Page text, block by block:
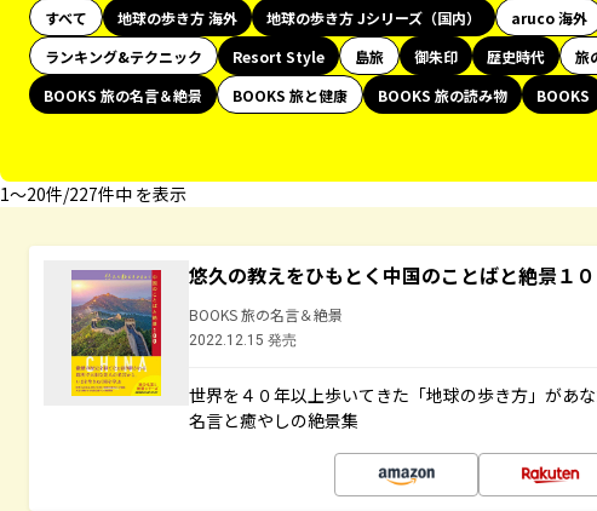
すべて 地球の歩き方 海外 地球の歩き方 Jシリーズ（国内） aruco 海外
ランキング&テクニック
Resort Style 島旅 御朱印 歴史時代 旅
BOOKS 旅の名言＆絶景
BOOKS 旅と健康 BOOKS 旅の読み物 BOOKS
1〜20件/227件中 を表示
悠久の教えをひもとく中国のことばと絶景１
BOOKS 旅の名言＆絶景
2022.12.15 発売
世界を４０年以上歩いてきた「地球の歩き方」があ
名言と癒やしの絶景集